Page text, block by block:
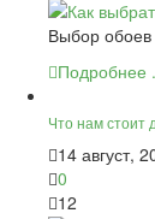
Выбор обоев
Подробнее
Что нам стоит
14 август,
0
12